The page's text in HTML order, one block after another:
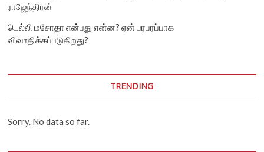
ராஜேந்திரன்
டெல்லி மசோதா என்பது என்ன? ஏன் பரபரப்பாக
விவாதிக்கப்படுகிறது?
TRENDING
Sorry. No data so far.